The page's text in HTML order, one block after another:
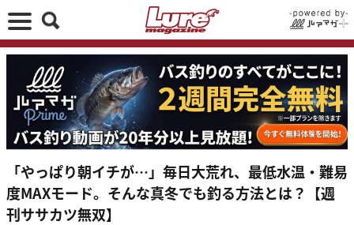
「やっぱり朝イチが…」毎日大荒れ、最低水温・難易
度MAXモード。そんな真冬でも釣る方法とは？【週
刊ササカツ無双】